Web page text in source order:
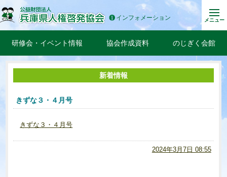
インフォメーション メニュー
研修会・イベント情報 協会作成資料 のじぎく会館
新着情報
きずな３・４月号
きずな３・４月号
2024年3月7日 08:55